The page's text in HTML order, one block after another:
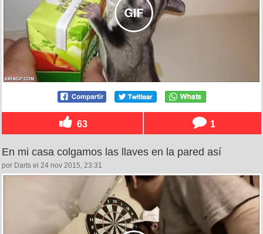
63 1
En mi casa colgamos las llaves en la pared así
por Darts el 24 nov 2015, 23:31